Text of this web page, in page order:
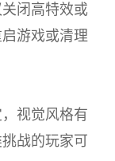
闭高特效或
游戏或清理
视觉风格有
战的玩家可